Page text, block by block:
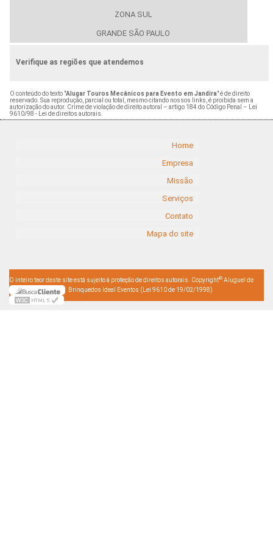
ZONA SUL
GRANDE SÃO PAULO
Verifique as regiões que atendemos
O conteúdo do texto "Alugar Touros Mecânicos para Evento em Jandira" é de direito
reservado. Sua reprodução, parcial ou total, mesmo citando nossos links, é proibida sem a
autorização do autor. Crime de violação de direito autoral – artigo 184 do Código Penal –
Lei
9610/98 - Lei de direitos autorais
Home
Empresa
Missão
Serviços
Contato
Mapa do site
O inteiro teor deste site está sujeito à proteção de direitos autorais. Copyright© Aluguel de
Brinquedos Ideal Eventos (Lei 9610 de 19/02/1998)